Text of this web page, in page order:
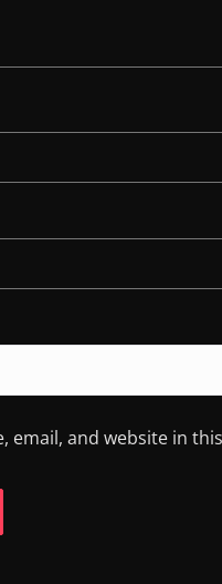
email, and website in